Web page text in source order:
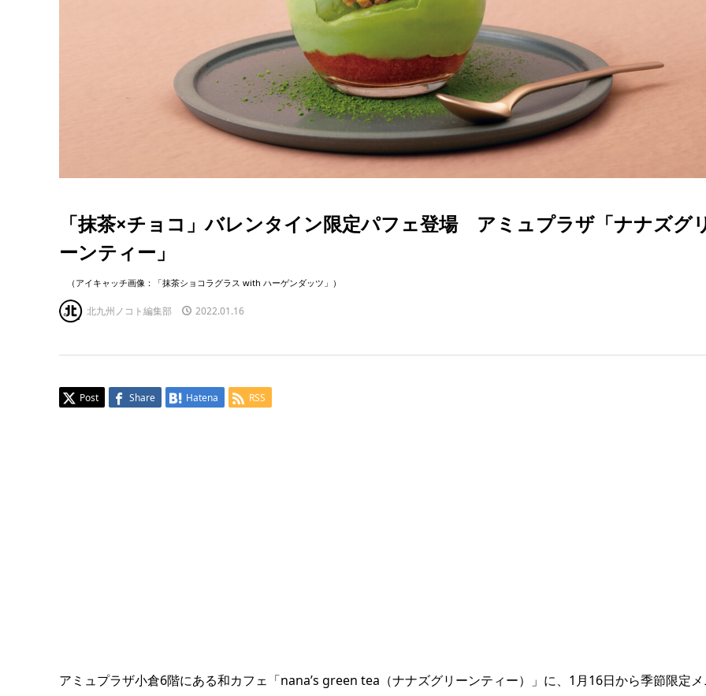
「抹茶×チョコ」バレンタイン限定パフェ登場 アミュプラザ「ナナズグ
ーンティー」
（アイキャッチ画像：「抹茶ショコラグラス with ハーゲンダッツ」）
北九州ノコト編集部 2022.01.16
Post Share Hatena RSS
アミュプラザ小倉6階にある和カフェ「nana’s green tea（ナナズグリーンティー）」に、1月16日から季節限定